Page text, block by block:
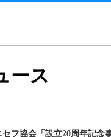
ース
フ協会「設立20周年記念